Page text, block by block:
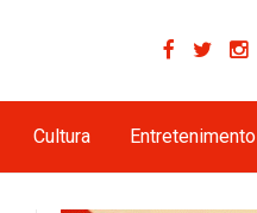
Cultura Entretenimento